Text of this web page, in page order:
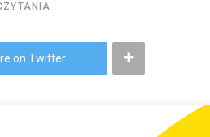
on Twitter